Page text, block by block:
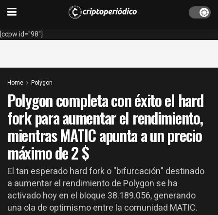
[ccpw id="98"]
Home Polygon
Polygon completa con éxito el hard
fork para aumentar el rendimiento,
mientras MATIC apunta a un precio
máximo de 2 $
El tan esperado hard fork o "bifurcación" destinado
a aumentar el rendimiento de Polygon se ha
activado hoy en el bloque 38.189.056, generando
una ola de optimismo entre la comunidad MATIC.